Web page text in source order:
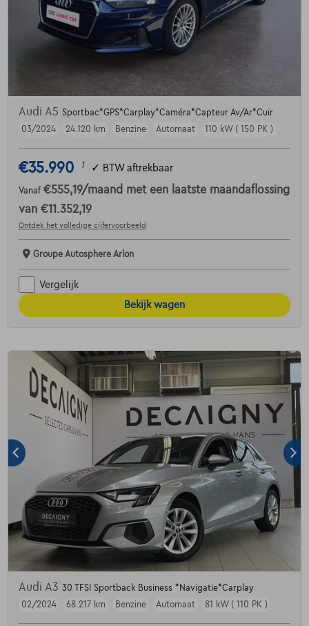
Audi A5 Sportbac*GPS*Carplay*Caméra*Capteur Av/Ar*Cuir
03/2024
24.120 km Benzine Automaat 110 kW ( 150 PK )
€35.990 1 ✓ BTW aftrekbaar
Vanaf €555,19/maand met een laatste maandaflossing
van €11.352,19
Ontdek het volledige cijfervoorbeeld
Groupe Autosphere Arlon
Vergelijk
Bekijk wagen
Audi A3 30 TFSI Sportback Business *Navigatie*Carplay
02/2024
68.217 km Benzine Automaat 81 kW ( 110 PK )